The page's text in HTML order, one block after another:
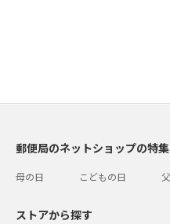
郵便局のネットショップの特
母の日 こどもの日
ストアから探す